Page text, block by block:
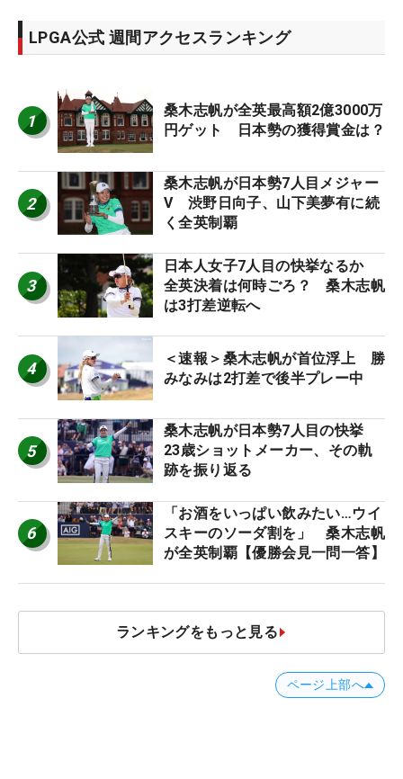
LPGA公式 週間アクセスランキング
1
桑木志帆が全英最高額2億3000万
円ゲット 日本勢の獲得賞金は？
2
桑木志帆が日本勢7人目メジャー
V 渋野日向子、山下美夢有に続
く全英制覇
3
日本人女子7人目の快挙なるか
全英決着は何時ごろ？ 桑木志帆
は3打差逆転へ
4
＜速報＞桑木志帆が首位浮上 勝
みなみは2打差で後半プレー中
5
桑木志帆が日本勢7人目の快挙
23歳ショットメーカー、その軌
跡を振り返る
6
「お酒をいっぱい飲みたい…ウイ
スキーのソーダ割を」 桑木志帆
が全英制覇【優勝会見一問一答】
ランキングをもっと見る
ページ上部へ